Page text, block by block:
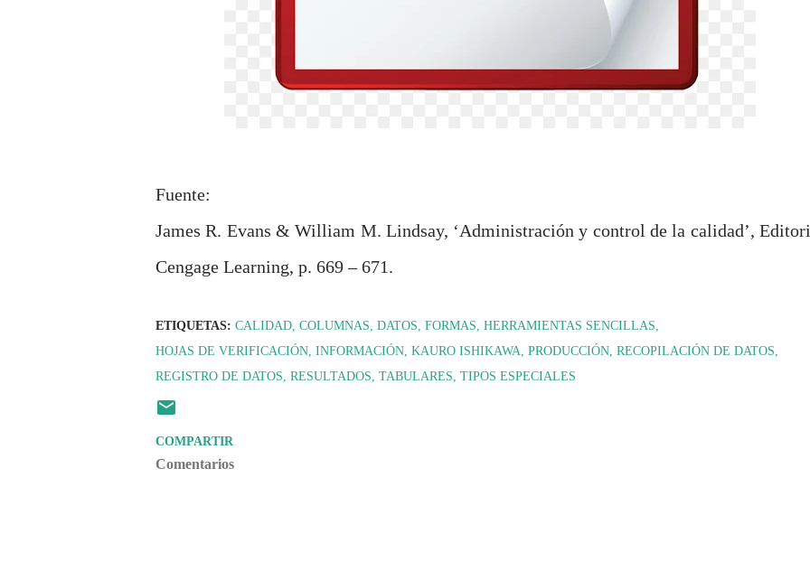
Fuente:
James R. Evans & William M. Lindsay, ‘Administración y control de la calidad’,
Cengage Learning, p. 669 – 671.
ETIQUETAS: CALIDAD COLUMNAS DATOS FORMAS HERRAMIENTAS SENCILLAS
HOJAS DE VERIFICACIÓN INFORMACIÓN KAURO ISHIKAWA PRODUCCIÓN RECOPILACIÓN DE DATOS
REGISTRO DE DATOS RESULTADOS TABULARES TIPOS ESPECIALES
COMPARTIR
Comentarios